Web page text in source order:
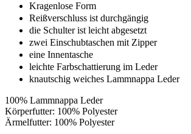
Kragenlose Form
Reißverschluss ist durchgängig
die Schulter ist leicht abgesetzt
zwei Einschubtaschen mit Zipper
eine Innentasche
leichte Farbschattierung im Leder
knautschig weiches Lammnappa Leder
100% Lammnappa Leder
Körperfutter: 100% Polyester
Ärmelfutter: 100% Polyester